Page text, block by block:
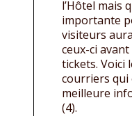
l’Hôtel mais
importante
visiteurs
ceux-ci avant
tickets. Voici
courriers qui
meilleure
(4).